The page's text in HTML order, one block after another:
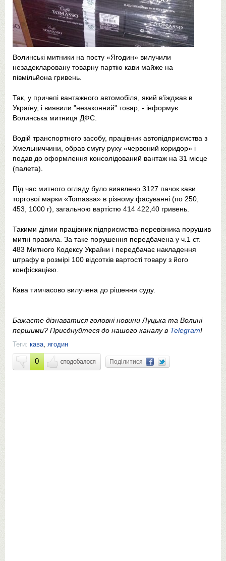
Волинські митники на посту «Ягодин» вилучили
незадекларовану товарну партію кави майже на
півмільйона гривень.
Так, у причепі вантажного автомобіля, який в’їжджав в
Україну, і виявили "незаконний" товар, - інформує
Волинська митниця ДФС.
Водій транспортного засобу, працівник автопідприємства з
Хмельниччини, обрав смугу руху «червоний коридор» і
подав до оформлення консолідований вантаж на 31 місце
(палета).
Під час митного огляду було виявлено 3127 пачок кави
торгової марки «Tomassa» в різному фасуванні (по 250,
453, 1000 г), загальною вартістю 414 422,40 гривень.
Такими діями працівник підприємства-перевізника порушив
митні правила. За таке порушення передбачена у ч.1 ст.
483 Митного Кодексу України і передбачає накладення
штрафу в розмірі 100 відсотків вартості товару з його
конфіскацією.
Кава тимчасово вилучена до рішення суду.
Бажаєте дізнаватися головні новини Луцька та Волині
першими? Приєднуйтеся до нашого каналу в Telegram!
Теги: кава, ягодин
0 Поділитися